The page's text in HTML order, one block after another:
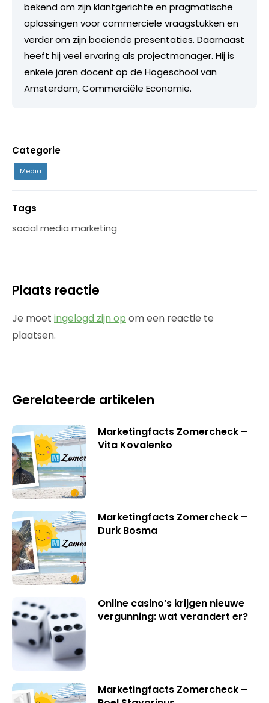
bekend om zijn klantgerichte en pragmatische
oplossingen voor commerciële vraagstukken en
verder om zijn boeiende presentaties. Daarnaast
heeft hij veel ervaring als projectmanager. Hij is
enkele jaren docent op de Hogeschool van
Amsterdam, Commerciële Economie.
Categorie
Media
Tags
social media marketing
Plaats reactie
Je moet ingelogd zijn op om een reactie te
plaatsen.
Gerelateerde artikelen
Marketingfacts Zomercheck –
Vita Kovalenko
Marketingfacts Zomercheck –
Durk Bosma
Online casino’s krijgen nieuwe
vergunning: wat verandert er?
Marketingfacts Zomercheck –